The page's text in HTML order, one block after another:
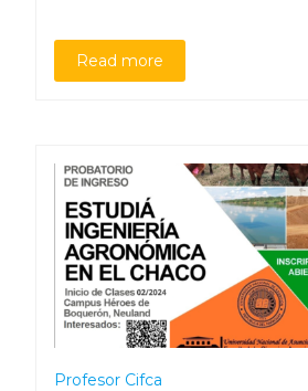
Read more
Profesor Cifca